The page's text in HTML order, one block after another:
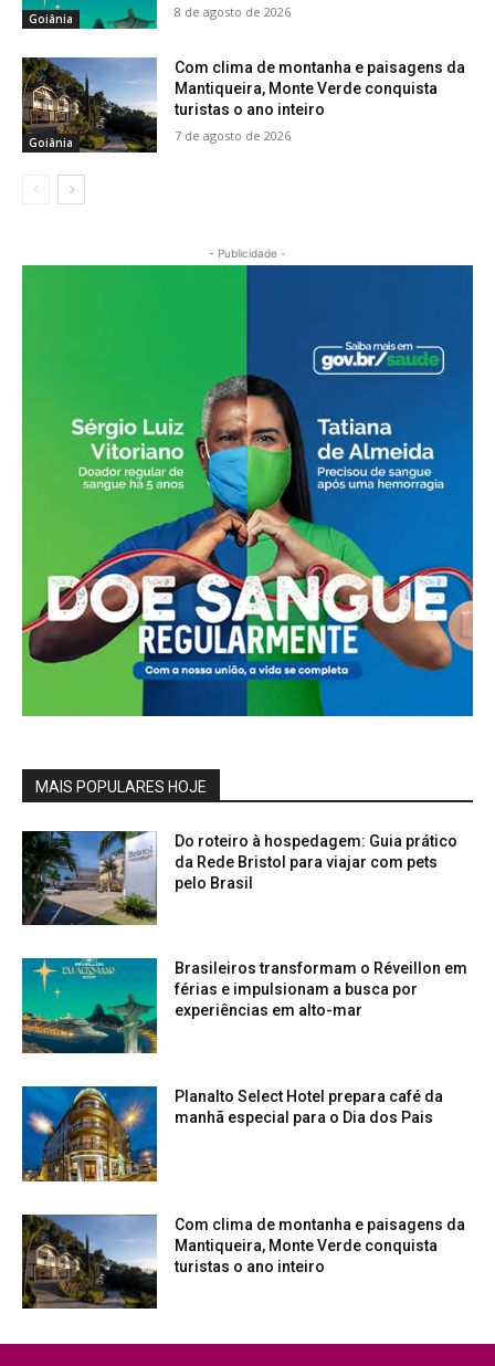
Goiânia 8 de agosto de 2026
Goiânia
Com clima de montanha e paisagens da
Mantiqueira, Monte Verde conquista
turistas o ano inteiro
7 de agosto de 2026
- Publicidade -
MAIS POPULARES HOJE
Do roteiro à hospedagem: Guia prático
da Rede Bristol para viajar com pets
pelo Brasil
Brasileiros transformam o Réveillon em
férias e impulsionam a busca por
experiências em alto-mar
Planalto Select Hotel prepara café da
manhã especial para o Dia dos Pais
Com clima de montanha e paisagens da
Mantiqueira, Monte Verde conquista
turistas o ano inteiro